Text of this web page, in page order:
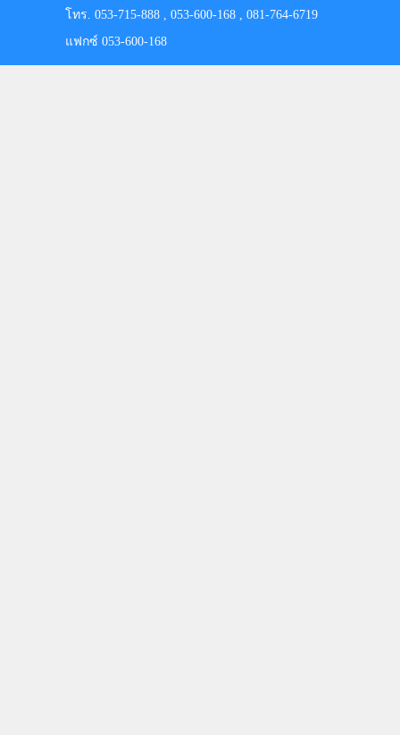
โทร. 053-715-888 , 053-600-168 , 081-764-6719
แฟกซ์ 053-600-168